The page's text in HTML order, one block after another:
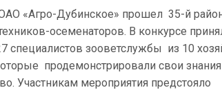
«Агро-Дубинское» прошел 35-й
осеменаторов. В конкурсе
специалистов зооветслужбы из 10
продемонстрировали свои
Участникам мероприятия предстояло